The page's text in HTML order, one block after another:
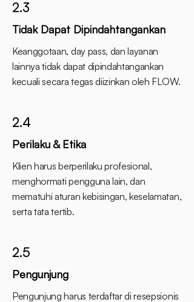
2.3
Tidak Dapat Dipindahtangankan
Keanggotaan, day pass, dan layanan
lainnya tidak dapat dipindahtangankan
kecuali secara tegas diizinkan oleh FLOW.
2.4
Perilaku & Etika
Klien harus berperilaku profesional,
menghormati pengguna lain, dan
mematuhi aturan kebisingan, keselamatan,
serta tata tertib.
2.5
Pengunjung
Pengunjung harus terdaftar di resepsionis